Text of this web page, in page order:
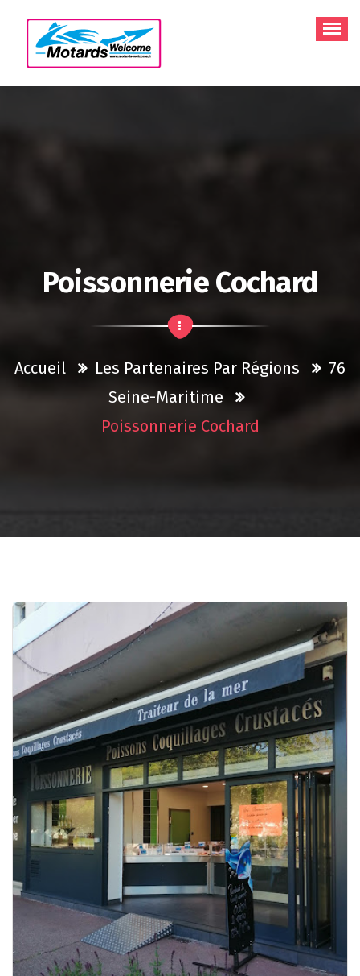
contenu
Poissonnerie Cochard
Accueil Les Partenaires Par Régions
76
Seine-Maritime
Poissonnerie Cochard